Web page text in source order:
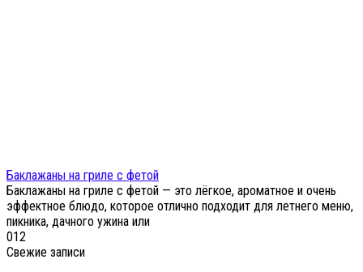
Баклажаны на гриле с фетой
Баклажаны на гриле с фетой — это лёгкое, ароматное и очень
эффектное блюдо, которое отлично подходит для летнего меню,
пикника, дачного ужина или
012
Свежие записи